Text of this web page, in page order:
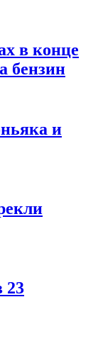
в конце
бензин
и
23